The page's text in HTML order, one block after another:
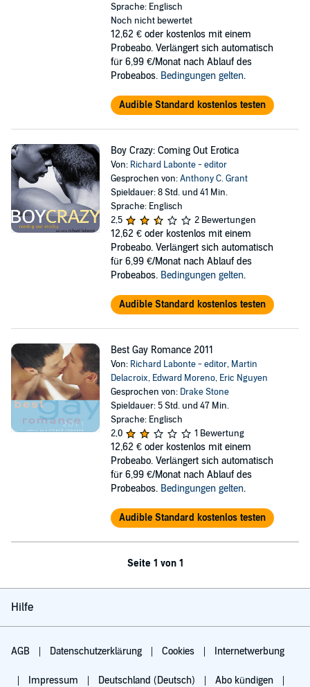
Sprache: Englisch
Noch nicht bewertet
12,62 € oder kostenlos mit einem
Probeabo. Verlängert sich automatisch
für 6,99 €/Monat nach Ablauf des
Probeabos. Bedingungen gelten.
Audible Standard kostenlos testen
Boy Crazy: Coming Out Erotica
Von: Richard Labonte - editor
Gesprochen von:Anthony C. Grant
Spieldauer: 8 Std. und 41 Min.
Sprache: Englisch
2,5
2 Bewertungen
12,62 € oder kostenlos mit einem
Probeabo. Verlängert sich automatisch
für 6,99 €/Monat nach Ablauf des
Probeabos. Bedingungen gelten.
Audible Standard kostenlos testen
Best Gay Romance 2011
Von: Richard Labonte - editor, Martin
Delacroix, Edward Moreno, Eric Nguyen
Gesprochen von: Drake Stone
Spieldauer: 5 Std. und 47 Min.
Sprache: Englisch
2,0
1 Bewertung
12,62 € oder kostenlos mit einem
Probeabo. Verlängert sich automatisch
für 6,99 €/Monat nach Ablauf des
Probeabos. Bedingungen gelten.
Audible Standard kostenlos testen
Seite 1 von 1
Hilfe
AGB Datenschutzerklärung Cookies Internetwerbung
Impressum Deutschland (Deutsch) Abo kündigen